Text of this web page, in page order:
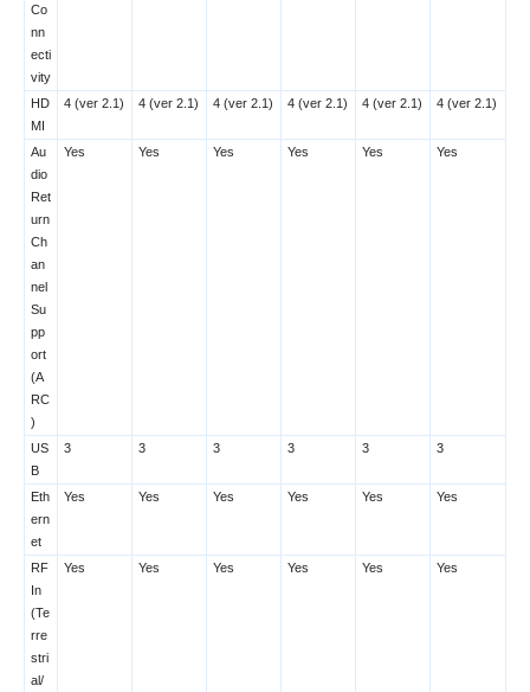
Co
nn
ecti
vity
HD
MI
4 (ver 2.1) 4 (ver 2.1) 4 (ver 2.1) 4 (ver 2.1) 4 (ver 2.1) 4 (ver 2.1)
Au
dio
Ret
urn
Ch
an
nel
Su
pp
ort
(A
RC
)
Yes Yes Yes Yes Yes Yes
US
B
3 3 3 3 3 3
Eth
ern
et
Yes Yes Yes Yes Yes Yes
RF
In
(Te
rre
stri
al/
Yes Yes Yes Yes Yes Yes